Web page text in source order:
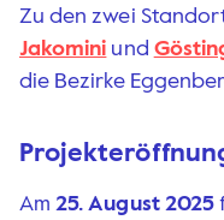
Zu den zwei
Jakomini und
die Bezirke
Am25. August 2025